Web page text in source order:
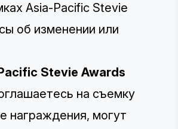
Asia-Pacific Stevie
об изменении или
Stevie Awards
на съемку
награждения, могут